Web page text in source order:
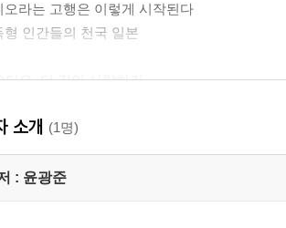
오라는 고행은 이렇게 시작된다
형 인간들의 천국 일본
디오, 더 깊이 사랑하기
레이어의 진실
커는 오디오의 알파와 오메가
한 남성의 풍모 앰프의 세계
소개 (1명)
: 윤광준